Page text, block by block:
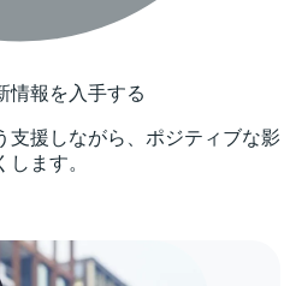
情報を入手する
支援しながら、ポジティブな影
ます。